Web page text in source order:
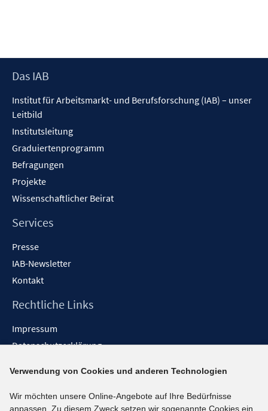
Footer
Das IAB
Institut für Arbeitsmarkt- und Berufsforschung (IAB) – unser
Leitbild
Institutsleitung
Graduiertenprogramm
Befragungen
Projekte
Wissenschaftlicher Beirat
Services
Presse
IAB-Newsletter
Kontakt
Rechtliche Links
Impressum
Datenschutzerklärung
Barrieren melden
Social-Media-Kanäle
Verwendung von Cookies und anderen Technologien
Wir möchten unsere Online-Angebote auf Ihre Bedürfnisse
anpassen. Zu diesem Zweck setzen wir sogenannte Cookies ein.